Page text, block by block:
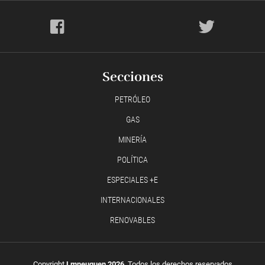
Secciones
PETRÓLEO
GAS
MINERÍA
POLÍTICA
ESPECIALES +E
INTERNACIONALES
RENOVABLES